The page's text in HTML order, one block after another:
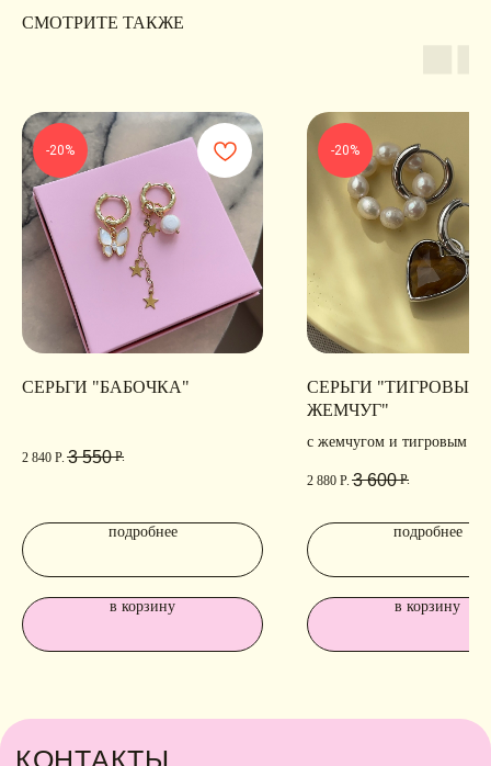
СМОТРИТЕ ТАКЖЕ
-20%
СЕРЬГИ "БАБОЧКА"
2 840 Р. 3 550 Р.
подробнее
в корзину
-20%
СЕРЬГИ "ТИГРОВЫЙ
ЖЕМЧУГ"
с жемчугом и тигровым
2 880 Р. 3 600 Р.
подробнее
в корзину
Сайт разработан
Digital-Step
ОГРН 324547600025580
ИНН 540405944704
ИП Хайруллина Сюзанна
Эдуардовна
Instagram принадлежит компании Meta,
признанной экстремистской в РФ